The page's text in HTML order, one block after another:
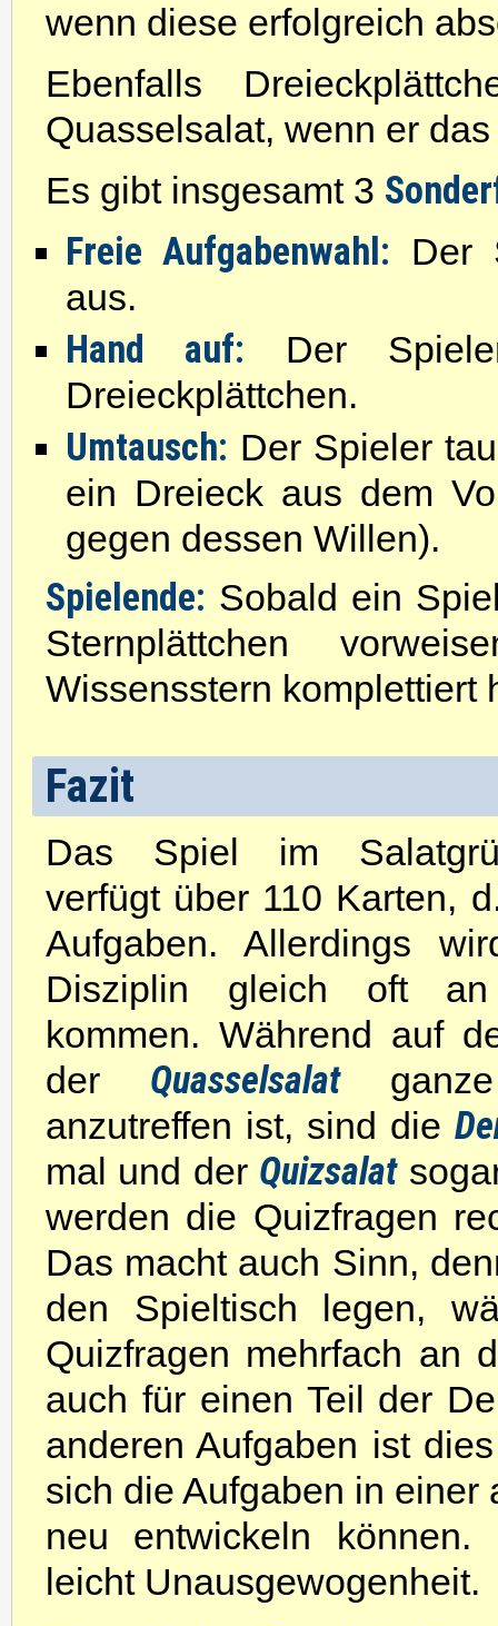
wenn diese erfolgreich
Ebenfalls
Quasselsalat, wenn er
Es gibt insgesamt 3
Freie Aufgabenwahl: Der
aus.
Hand auf: Der
Dreieckplättchen.
Umtausch: Der Spieler
ein Dreieck aus dem
gegen dessen Willen).
Spielende: Sobald ein
Sternplättchen
Wissensstern komplettiert
Fazit
Das Spiel im
verfügt über 110 Karten,
Aufgaben. Allerdings
Disziplin gleich oft
kommen. Während auf
der Quasselsalat
anzutreffen ist, sind die
mal und der Quizsalat
werden die Quizfragen
Das macht auch Sinn,
den Spieltisch legen,
Quizfragen mehrfach an
auch für einen Teil der
anderen Aufgaben ist
sich die Aufgaben in
neu entwickeln
leicht Unausgewogenheit.